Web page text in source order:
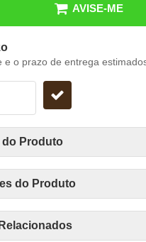
AVISE-ME
e o prazo de entrega
do Produto
do Produto